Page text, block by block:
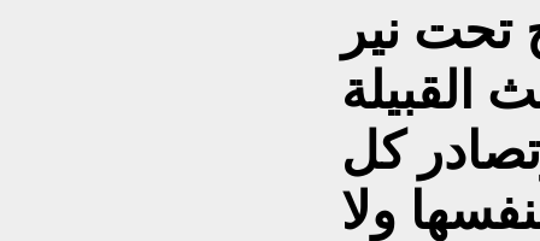
تحت نير
القبيلة
كل
ولا